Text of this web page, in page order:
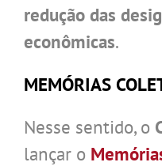
redução das
econômicas.
MEMÓRIAS
Nesse sentido, o
lançar o